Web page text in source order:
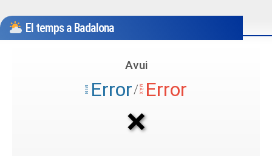
El temps a Badalona